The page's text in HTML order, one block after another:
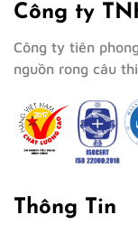
Công ty
Công ty tiên
nguồn rong câu
Thông Tin